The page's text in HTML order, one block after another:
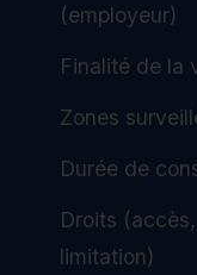
(employeur)
Finalité de la
Zones
Durée de
Droits
limitation)